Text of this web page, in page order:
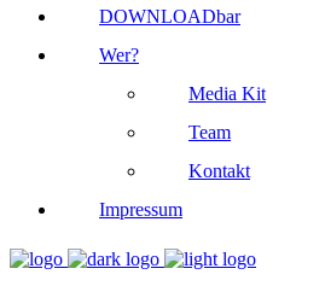
DOWNLOADbar
Wer?
Media Kit
Team
Kontakt
Impressum